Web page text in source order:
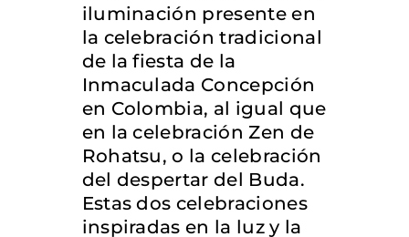
iluminación presente en
la celebración tradicional
de la fiesta de la
Inmaculada Concepción
en Colombia, al igual que
en la celebración Zen de
Rohatsu, o la celebración
del despertar del Buda.
Estas dos celebraciones
inspiradas en la luz y la